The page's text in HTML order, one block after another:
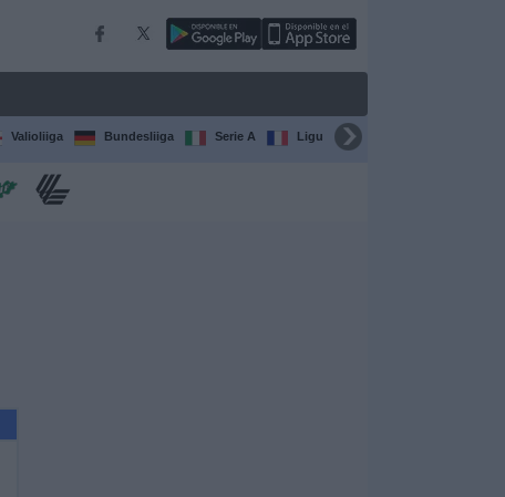
Valioliiga Bundesliiga Serie A Ligue 1